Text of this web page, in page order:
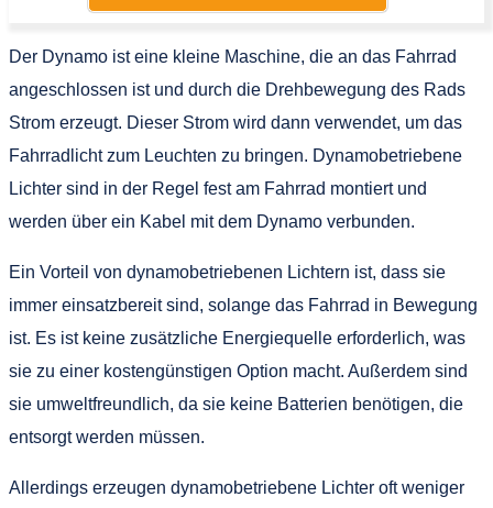
Der Dynamo ist eine kleine Maschine, die an das Fahrrad
angeschlossen ist und durch die Drehbewegung des Rads
Strom erzeugt. Dieser Strom wird dann verwendet, um das
Fahrradlicht zum Leuchten zu bringen. Dynamobetriebene
Lichter sind in der Regel fest am Fahrrad montiert und
werden über ein Kabel mit dem Dynamo verbunden.
Ein Vorteil von dynamobetriebenen Lichtern ist, dass sie
immer einsatzbereit sind, solange das Fahrrad in Bewegung
ist. Es ist keine zusätzliche Energiequelle erforderlich, was
sie zu einer kostengünstigen Option macht. Außerdem sind
sie umweltfreundlich, da sie keine Batterien benötigen, die
entsorgt werden müssen.
Allerdings erzeugen dynamobetriebene Lichter oft weniger